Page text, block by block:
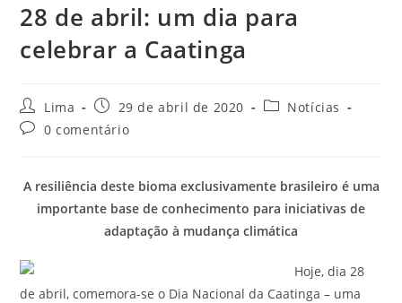
28 de abril: um dia para
celebrar a Caatinga
Lima 29 de abril de 2020
Notícias
0 comentário
A resiliência deste bioma exclusivamente brasileiro é uma
importante base de conhecimento para iniciativas de
adaptação à mudança climática
Hoje, dia 28
de abril, comemora-se o Dia Nacional da Caatinga – uma